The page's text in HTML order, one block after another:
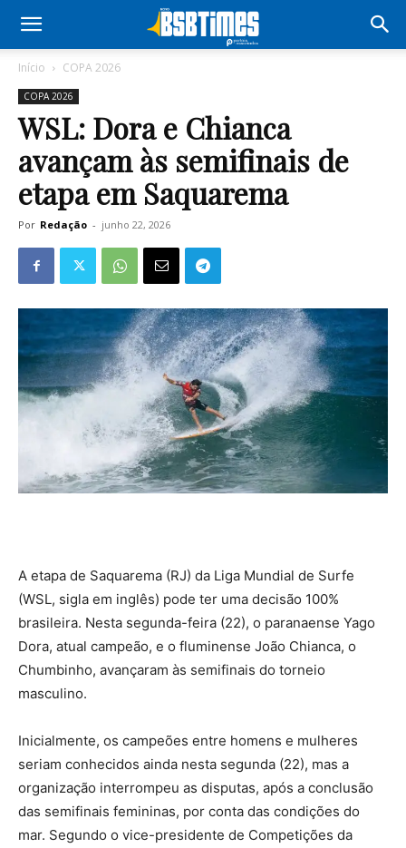
Início COPA 2026
COPA 2026
WSL: Dora e Chianca
avançam às semifinais de
etapa em Saquarema
Por Redação - junho 22, 2026
A etapa de Saquarema (RJ) da Liga Mundial de Surfe
(WSL, sigla em inglês) pode ter uma decisão 100%
brasileira. Nesta segunda-feira (22), o paranaense Yago
Dora, atual campeão, e o fluminense João Chianca, o
Chumbinho, avançaram às semifinais do torneio
masculino.
Inicialmente, os campeões entre homens e mulheres
seriam conhecidos ainda nesta segunda (22), mas a
organização interrompeu as disputas, após a conclusão
das semifinais femininas, por conta das condições do
mar. Segundo o vice-presidente de Competições da